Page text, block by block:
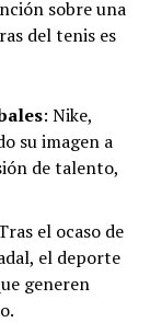
sobre una
del tenis es
: Nike,
su imagen a
de talento,
el ocaso de
el deporte
generen